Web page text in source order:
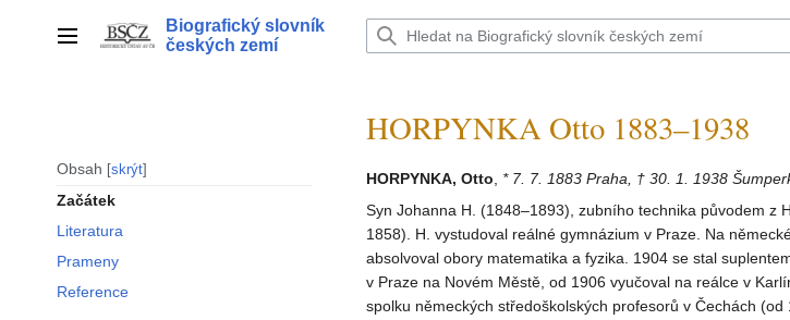
Hlavní menu
Biografický slovník
českých zemí
Obsah skrýt
Začátek
Literatura
Prameny
Reference
HORPYNKA Otto 1883–1938
HORPYNKA, Otto
* 7. 7. 1883 Praha, † 30. 1. 1938
Syn Johanna H. (1848–1893), zubního technika původem z
1858). H. vystudoval reálné gymnázium v Praze. Na
absolvoval obory matematika a fyzika. 1904 se stal
v Praze na Novém Městě, od 1906 vyučoval na reálce v
spolku německých středoškolských profesorů v Čechách